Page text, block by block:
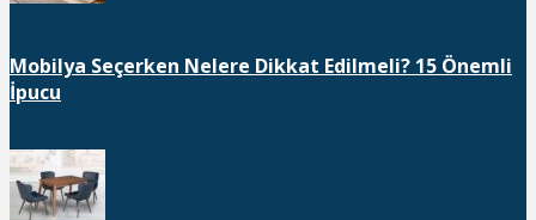
Mobilya Seçerken Nelere Dikkat Edilmeli? 15 Önemli
İpucu